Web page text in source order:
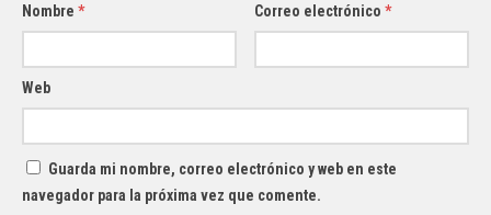
Nombre * Correo electrónico*
Web
Guarda mi nombre, correo electrónico y web en este
navegador para la próxima vez que comente.